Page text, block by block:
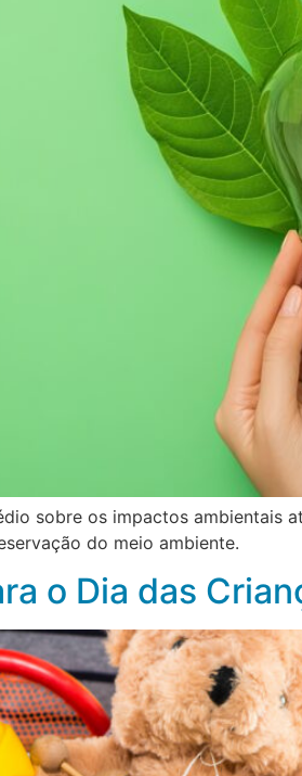
sobre os impactos ambientais
do meio ambiente.
o Dia das